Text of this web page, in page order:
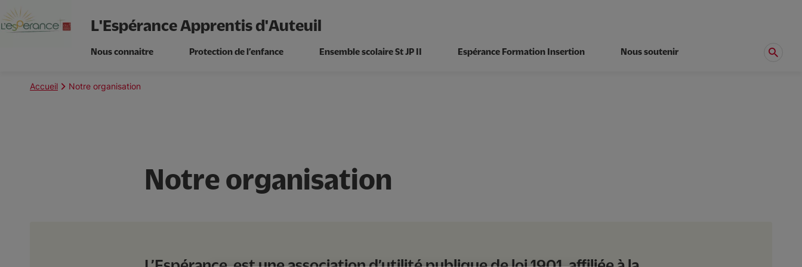
L'Espérance Apprentis d'Auteuil
Nous connaitre Protection de l’enfance Ensemble scolaire St JP II Espérance Formation Insertion Nous soutenir
Fil
Accueil Notre organisation
Notre organisation